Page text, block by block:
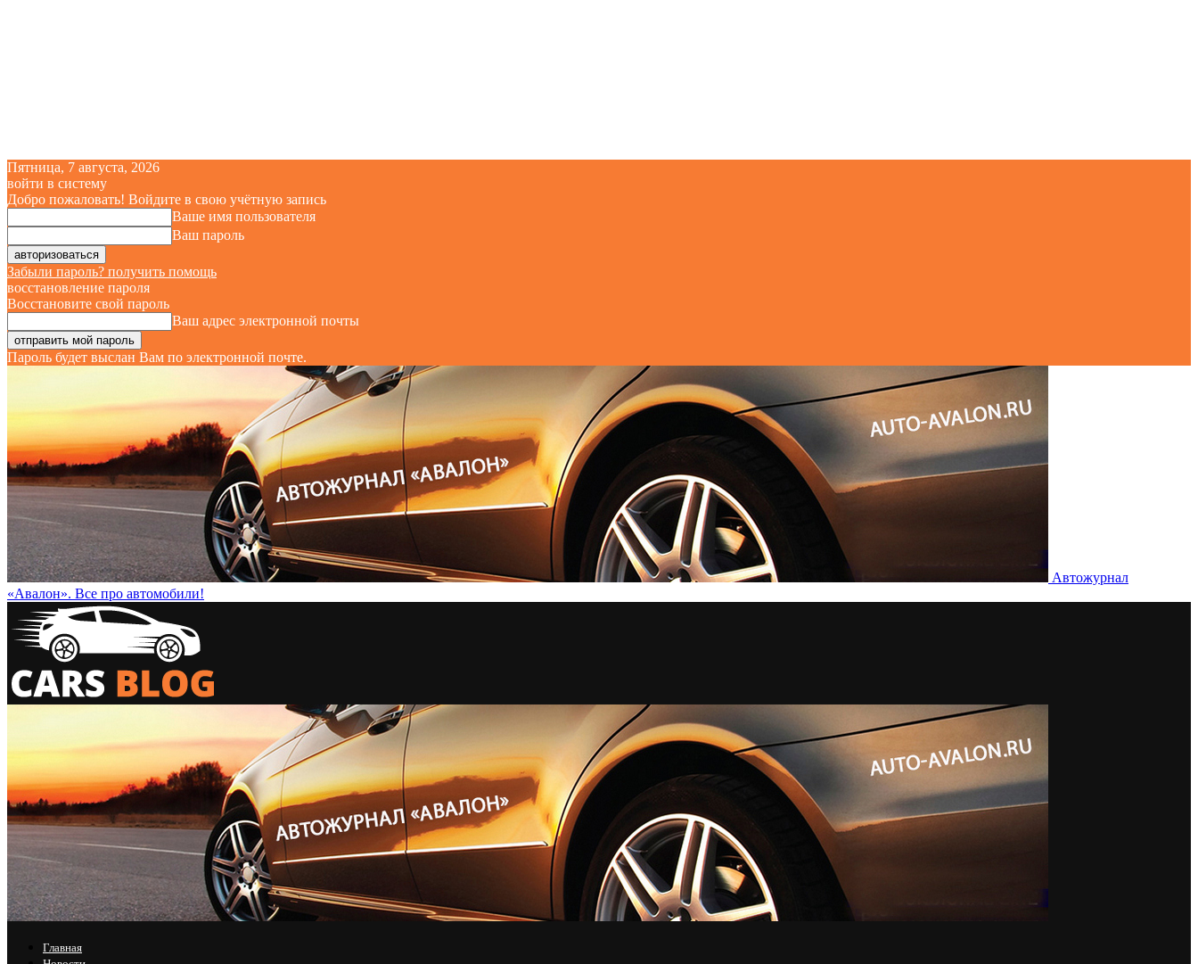
Пятница, 7 августа, 2026
войти в систему
Добро пожаловать! Войдите в свою учётную запись
Ваше имя пользователя
Ваш пароль
Забыли пароль? получить помощь
восстановление пароля
Восстановите свой пароль
Ваш адрес электронной почты
Пароль будет выслан Вам по электронной почте.
Автожурнал
«Авалон». Все про автомобили!
Главная